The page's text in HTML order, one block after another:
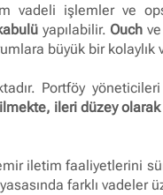
vadeli işlemler ve
yapılabilir. Ouch ve
büyük bir
Portföy
ileri düzey
iletim faaliyetlerini
farklı vadeler